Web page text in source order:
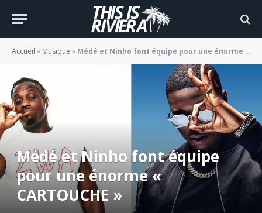
Accueil » Musique » Médé et Ninho font équipe pour une énorme « CARTOUCHE »
Médé et Ninho font équipe
pour une énorme «
CARTOUCHE »